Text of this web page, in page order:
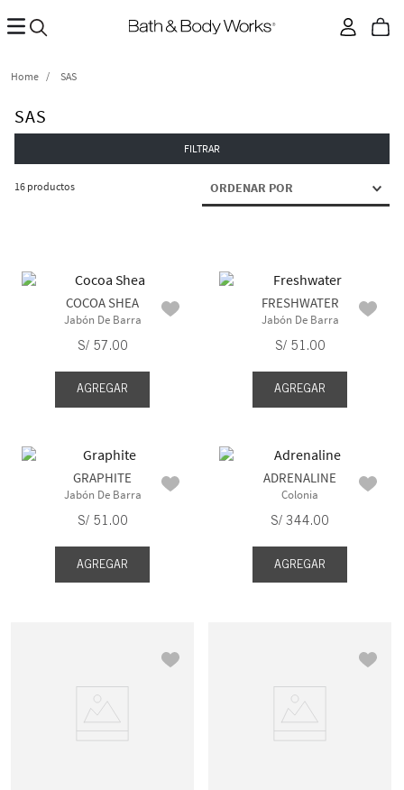
SAS
SAS
FILTRAR
16 productos ORDENAR POR
COCOA SHEA
Jabón De Barra
S/ 57.00
AGREGAR
FRESHWATER
Jabón De Barra
S/ 51 .00
AGREGAR
GRAPHITE
Jabón De Barra
S/ 51.00
AGREGAR
ADRENALINE
Colonia
S/ 344.00
AGREGAR